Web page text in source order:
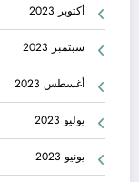
أكتوبر 2023
سبتمبر 2023
أغسطس 2023
يوليو 2023
يونيو 2023